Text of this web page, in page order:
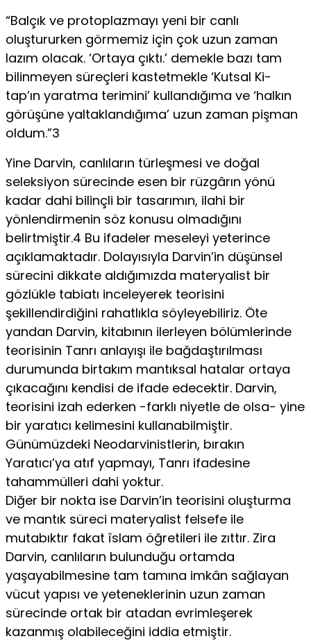
“Balçık ve protoplazmayı yeni bir canlı
oluştururken görmemiz için çok uzun zaman
lazım olacak. ‘Ortaya çıktı.’ demekle bazı tam
bilinmeyen süreçleri kastetmekle ‘Kutsal Ki-
tap’ın yaratma terimini’ kullandığıma ve ‘halkın
görüşüne yaltaklandığıma’ uzun zaman pişman
oldum.”3
Yine Darvin, canlıların türleşmesi ve doğal
seleksiyon sürecinde esen bir rüzgârın yönü
kadar dahi bilinçli bir tasarımın, ilahi bir
yönlendirmenin söz konusu olmadığını
belirtmiştir.4 Bu ifadeler meseleyi yeterince
açıklamaktadır. Dolayısıyla Darvin’in düşünsel
sürecini dikkate aldığımızda materyalist bir
gözlükle tabiatı inceleyerek teorisini
şekillendirdiğini rahatlıkla söyleyebiliriz. Öte
yandan Darvin, kitabının ilerleyen bölümlerinde
teorisinin Tanrı anlayışı ile bağdaştırılması
durumunda birtakım mantıksal hatalar ortaya
çıkacağını kendisi de ifade edecektir. Darvin,
teorisini izah ederken -farklı niyetle de olsa- yine
bir yaratıcı kelimesini kullanabilmiştir.
Günümüzdeki Neodarvinistlerin, bırakın
Yaratıcı’ya atıf yapmayı, Tanrı ifadesine
tahammülleri dahi yoktur.
Diğer bir nokta ise Darvin’in teorisini oluşturma
ve mantık süreci materyalist felsefe ile
mutabıktır fakat îslam öğretileri ile zıttır. Zira
Darvin, canlıların bulunduğu ortamda
yaşayabilmesine tam tamına imkân sağlayan
vücut yapısı ve yeteneklerinin uzun zaman
sürecinde ortak bir atadan evrimleşerek
kazanmış olabileceğini iddia etmiştir.